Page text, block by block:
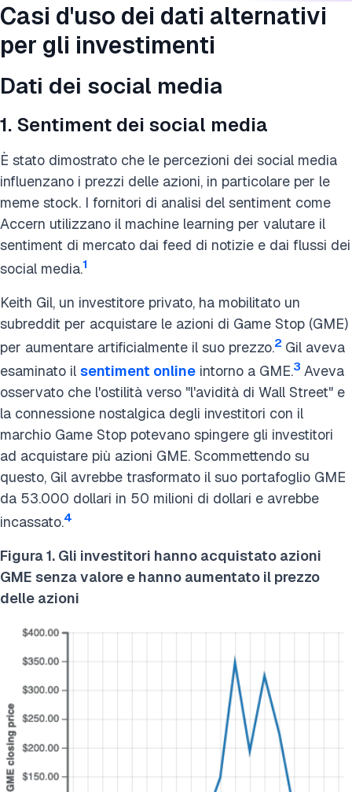
Casi d'uso dei dati alternativi
per gli investimenti
Dati dei social media
1. Sentiment dei social media
È stato dimostrato che le percezioni dei social media
influenzano i prezzi delle azioni, in particolare per le
meme stock. I fornitori di analisi del sentiment come
Accern utilizzano il machine learning per valutare il
sentiment di mercato dai feed di notizie e dai flussi dei
social media.1
Keith Gil, un investitore privato, ha mobilitato un
subreddit per acquistare le azioni di Game Stop (GME)
per aumentare artificialmente il suo prezzo.2 Gil aveva
esaminato il sentiment online intorno a GME.3 Aveva
osservato che l'ostilità verso "l'avidità di Wall Street" e
la connessione nostalgica degli investitori con il
marchio Game Stop potevano spingere gli investitori
ad acquistare più azioni GME. Scommettendo su
questo, Gil avrebbe trasformato il suo portafoglio GME
da 53.000 dollari in 50 milioni di dollari e avrebbe
incassato.4
Figura 1. Gli investitori hanno acquistato azioni
GME senza valore e hanno aumentato il prezzo
delle azioni